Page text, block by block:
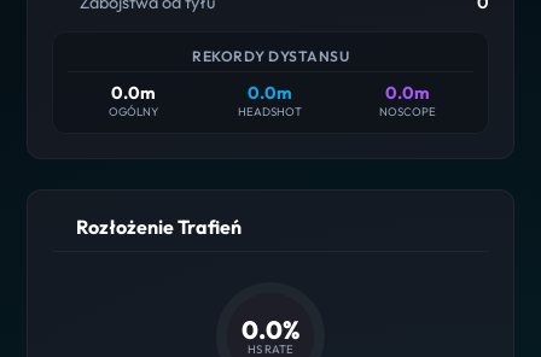
REKORDY DYSTANSU
0.0m
OGÓLNY
0.0m
HEADSHOT
0.0m
NOSCOPE
Rozłożenie Trafień
0.0%
HS RATE